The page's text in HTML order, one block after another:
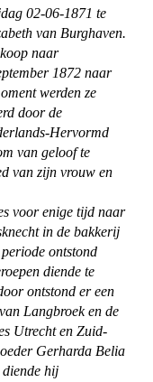
02-06-1871 te
van Burghaven.
naar
1872 naar
werden ze
door de
Hervormd
van geloof te
van zijn vrouw en
voor enige tijd naar
in de bakkerij
ontstond
diende te
ontstond er een
Langbroek en de
Utrecht en Zuid-
Gerharda Belia
hij